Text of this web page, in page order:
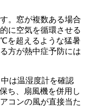
。窓が複数ある場合
に空気を循環させる
を超えるような猛暑
方が熱中症予防には
は温湿度計を確認
ち、扇風機を併用し
コンの風が直接当た